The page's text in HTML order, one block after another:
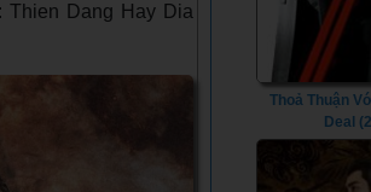
Thien Dang Hay Dia
Thoả Thuận
Deal